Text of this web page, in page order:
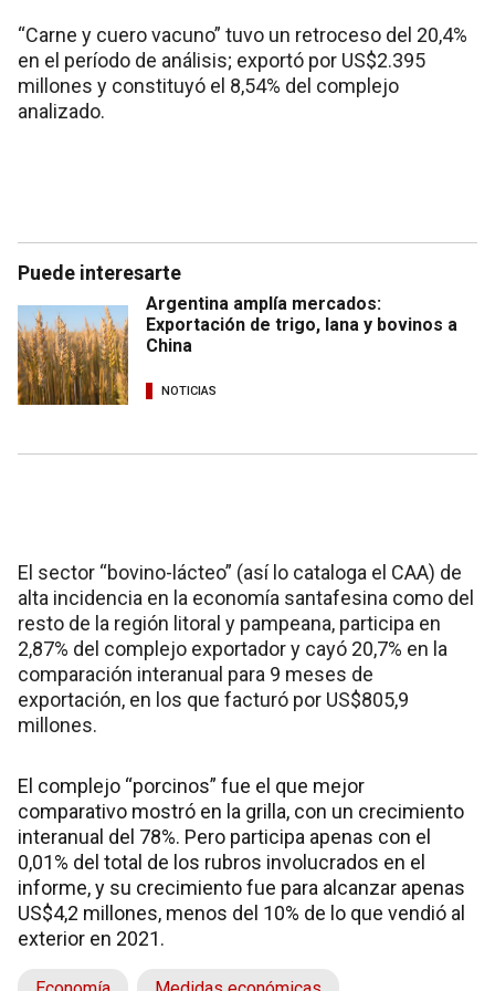
“Carne y cuero vacuno” tuvo un retroceso del 20,4%
en el período de análisis; exportó por US$2.395
millones y constituyó el 8,54% del complejo
analizado.
Puede interesarte
Argentina amplía mercados:
Exportación de trigo, lana y bovinos a
China
NOTICIAS
El sector “bovino-lácteo” (así lo cataloga el CAA) de
alta incidencia en la economía santafesina como del
resto de la región litoral y pampeana, participa en
2,87% del complejo exportador y cayó 20,7% en la
comparación interanual para 9 meses de
exportación, en los que facturó por US$805,9
millones.
El complejo “porcinos” fue el que mejor
comparativo mostró en la grilla, con un crecimiento
interanual del 78%. Pero participa apenas con el
0,01% del total de los rubros involucrados en el
informe, y su crecimiento fue para alcanzar apenas
US$4,2 millones, menos del 10% de lo que vendió al
exterior en 2021.